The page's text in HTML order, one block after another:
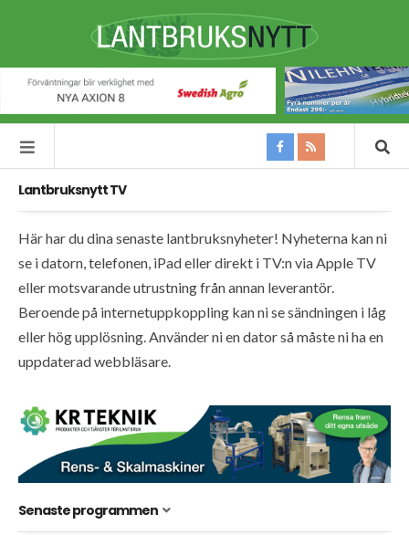
Lantbruksnytt TV
Här har du dina senaste lantbruksnyheter! Nyheterna kan ni
se i datorn, telefonen, iPad eller direkt i TV:n via Apple TV
eller motsvarande utrustning från annan leverantör.
Beroende på internetuppkoppling kan ni se sändningen i låg
eller hög upplösning. Använder ni en dator så måste ni ha en
uppdaterad webbläsare.
Senaste programmen